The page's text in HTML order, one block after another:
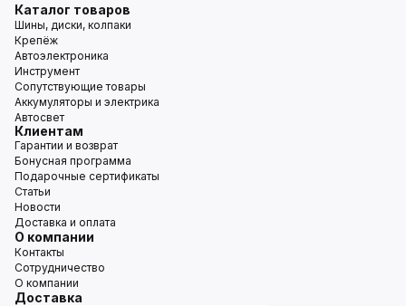
Каталог товаров
Шины, диски, колпаки
Крепёж
Автоэлектроника
Инструмент
Сопутствующие товары
Аккумуляторы и электрика
Автосвет
Клиентам
Гарантии и возврат
Бонусная программа
Подарочные сертификаты
Статьи
Новости
Доставка и оплата
О компании
Контакты
Сотрудничество
О компании
Доставка